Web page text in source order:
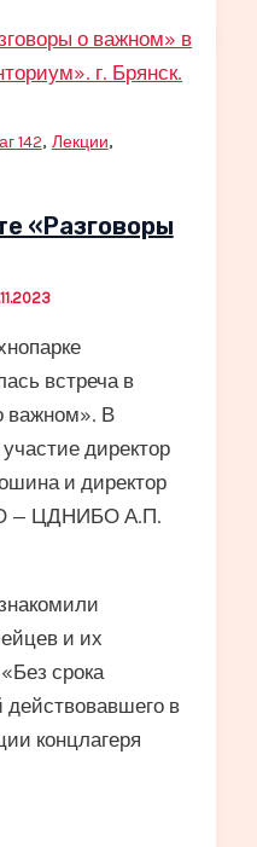
142, Лекции,
«Разговоры
встреча в
важном». В
директор
и директор
— ЦДНИБО А.П.
и их
срока
действовавшего в
концлагеря